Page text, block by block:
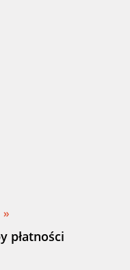
płatności